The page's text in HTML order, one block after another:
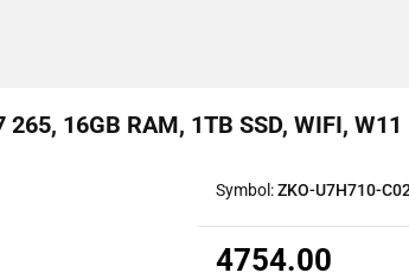
16GB RAM, 1TB SSD, WIFI, W11
Symbol:ZKO-U7H710-
4754.00